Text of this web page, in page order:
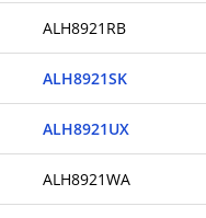
ALH8921RB
ALH8921SK
ALH8921UX
ALH8921WA